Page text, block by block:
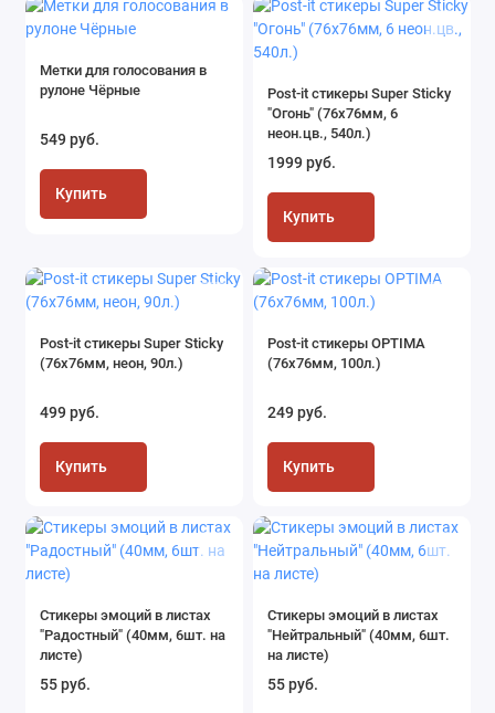
Метки для голосования в
рулоне Чёрные
549 руб.
Купить
Post-it стикеры Super Sticky
"Огонь" (76x76мм, 6
неон.цв., 540л.)
1999 руб.
Купить
Post-it стикеры Super Sticky
(76x76мм, неон, 90л.)
499 руб.
Купить
Post-it стикеры OPTIMA
(76х76мм, 100л.)
249 руб.
Купить
Стикеры эмоций в листах
"Радостный" (40мм, 6шт. на
листе)
55 руб.
Стикеры эмоций в листах
"Нейтральный" (40мм, 6шт.
на листе)
55 руб.